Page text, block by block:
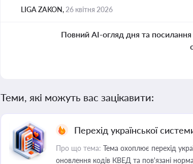
LIGA ZAKON, 26 квітня 2026
Повний AI-огляд дня та посилання
Теми, які можуть вас зацікавити:
Перехід української
Про що тема: Тема охоплює перехід
оновлення кодів КВЕД та пов'язані